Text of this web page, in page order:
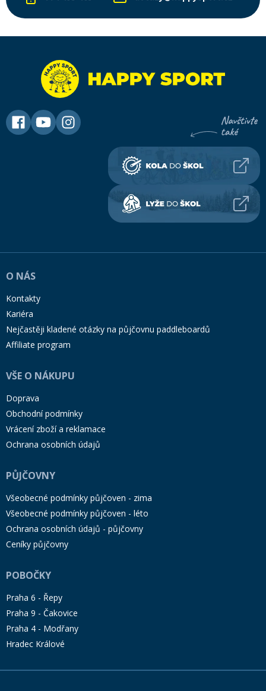
O NÁS
Kontakty
Kariéra
Nejčastěji kladené otázky na půjčovnu paddleboardů
Affiliate program
VŠE O NÁKUPU
Doprava
Obchodní podmínky
Vrácení zboží a reklamace
Ochrana osobních údajů
PŮJČOVNY
Všeobecné podmínky půjčoven - zima
Všeobecné podmínky půjčoven - léto
Ochrana osobních údajů - půjčovny
Ceníky půjčovny
POBOČKY
Praha 6 - Řepy
Praha 9 - Čakovice
Praha 4 - Modřany
Hradec Králové